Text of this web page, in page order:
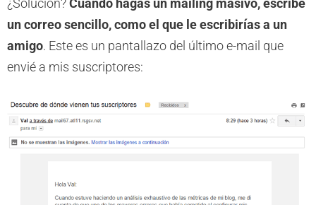
¿Solución?Cuando hagas un mailing masivo, escribe
un correo sencillo, como el que le escribirías a un
amigo. Este es un pantallazo del último e-mail que
envié a mis suscriptores: